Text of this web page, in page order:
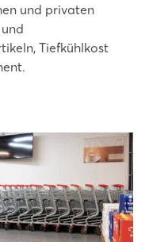
und privaten
Tiefkühlkost